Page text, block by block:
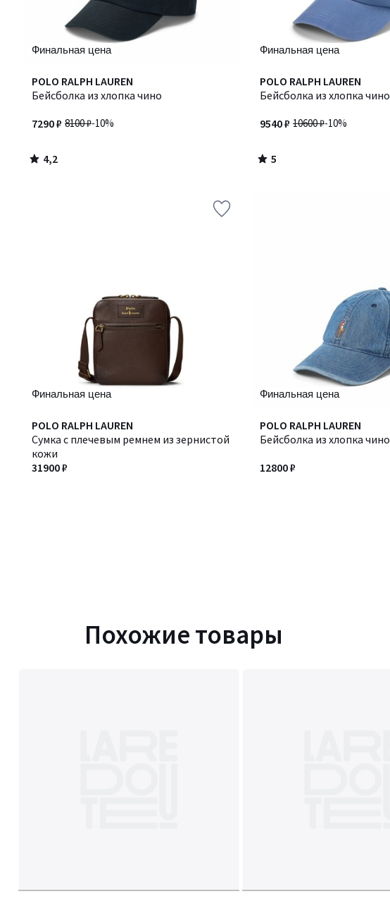
Финальная цена
POLO RALPH LAUREN
Бейсболка из хлопка чино
8100 ₽-10%
7290 ₽
4,2
/ 5
4,2
/
Финальная цена
POLO RALPH LAUREN
Бейсболка из хлопка чино
10600 ₽-10%
9540 ₽
5
/
5
/
Финальная цена
POLO RALPH LAUREN
Сумка с плечевым ремнем из зернистой
кожи
31900 ₽
Финальная цена
POLO RALPH LAUREN
Бейсболка из хлопка чино
12800 ₽
Похожие товары